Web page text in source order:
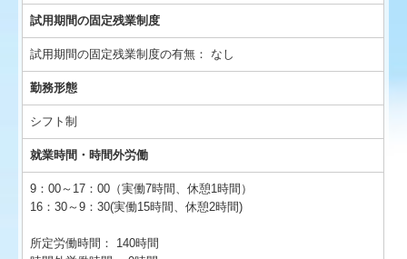
試用期間の固定残業制度
試用期間の固定残業制度の有無： なし
勤務形態
シフト制
就業時間・時間外労働
9：00～17：00（実働7時間、休憩1時間）
16：30～9：30(実働15時間、休憩2時間)
所定労働時間： 140時間